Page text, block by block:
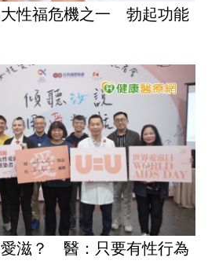
性福危機之一 勃起功能
滋？ 醫：只要有性行為